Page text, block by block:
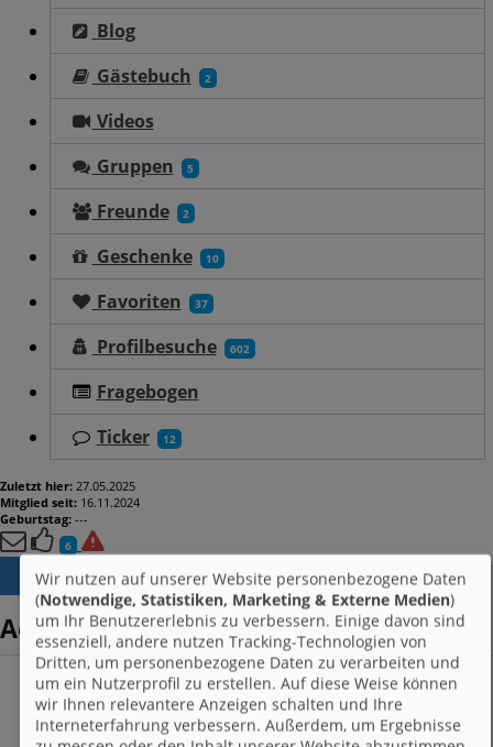
Blog
Gästebuch
2
Videos
Gruppen
5
Freunde 2
Geschenke 10
Favoriten 37
Profilbesuche 602
Fragebogen
Ticker
12
Zuletzt hier: 27.05.2025
Mitglied seit: 16.11.2024
Geburtstag: ---
6
ALS FREUND MARKIEREN
Gruppen von
AelinFeuerherz
Wir nutzen auf unserer Website personenbezogene Daten
(Notwendige, Statistiken, Marketing & Externe Medien)
um Ihr Benutzererlebnis zu verbessern. Einige davon sind
essenziell, andere nutzen Tracking-Technologien von
Dritten, um personenbezogene Daten zu verarbeiten und
um ein Nutzerprofil zu erstellen. Auf diese Weise können
wir Ihnen relevantere Anzeigen schalten und Ihre
Interneterfahrung verbessern. Außerdem, um Ergebnisse